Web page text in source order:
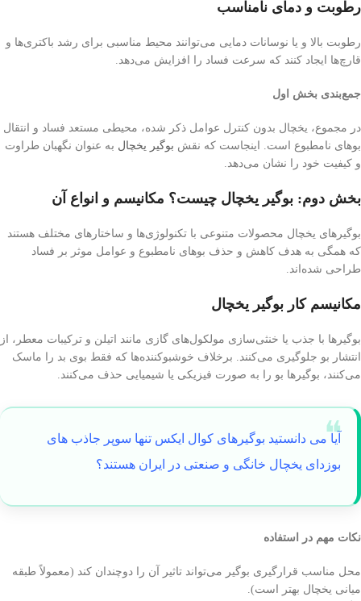
رطوبت و دمای نامناسب
رطوبت بالا و یا نوسانات دمایی می‌توانند محیط مناسبی برای رشد باکتری‌ها و
قارچ‌ها ایجاد کنند که سرعت فساد را افزایش می‌دهد.
جمع‌بندی بخش اول
در مجموع، یخچال بدون کنترل عوامل ذکر شده، محیطی مستعد فساد و انتقال
بوهای نامطبوع است. اینجاست که نقش بوگیر یخچال به عنوان نگهبان طراوت
و کیفیت خود را نشان می‌دهد.
بخش دوم: بوگیر یخچال چیست؟ مکانیسم و انواع آن
بوگیرهای یخچال محصولات متنوعی با تکنولوژی‌ها و ساختارهای مختلف هستند
که همگی به هدف کاهش و حذف بوهای نامطبوع و عوامل موثر بر فساد
طراحی شده‌اند.
مکانیسم کار بوگیر یخچال
بوگیرها با جذب یا خنثی‌سازی مولکول‌های گازی مانند اتیلن و ترکیبات معطر، از
انتشار بو جلوگیری می‌کنند. برخلاف خوشبوکننده‌ها که فقط بوی بد را ماسک
می‌کنند، بوگیرها بو را به صورت فیزیکی یا شیمیایی حذف می‌کنند.
آیا می دانستید بوگیرهای کوال ایکس تنها سوپر جاذب های
بوزدای یخچال خانگی و صنعتی در ایران هستند؟
نکات مهم در استفاده
محل مناسب قرارگیری بوگیر می‌تواند تاثیر آن را دوچندان کند (معمولاً طبقه
میانی یخچال بهتر است).